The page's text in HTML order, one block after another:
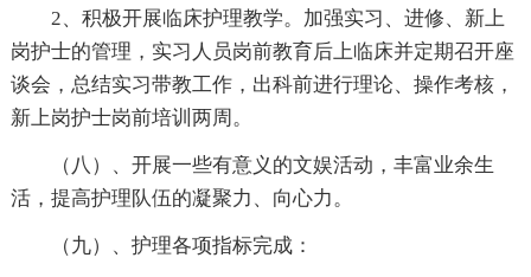
2、积极开展临床护理教学。加强实习、进修、新上
岗护士的管理，实习人员岗前教育后上临床并定期召开座
谈会，总结实习带教工作，出科前进行理论、操作考核，
新上岗护士岗前培训两周。
（八）、开展一些有意义的文娱活动，丰富业余生
活，提高护理队伍的凝聚力、向心力。
（九）、护理各项指标完成：